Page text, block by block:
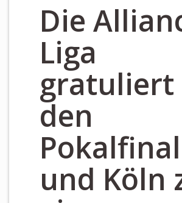
Die
Liga
gratuliert
den
und Köln